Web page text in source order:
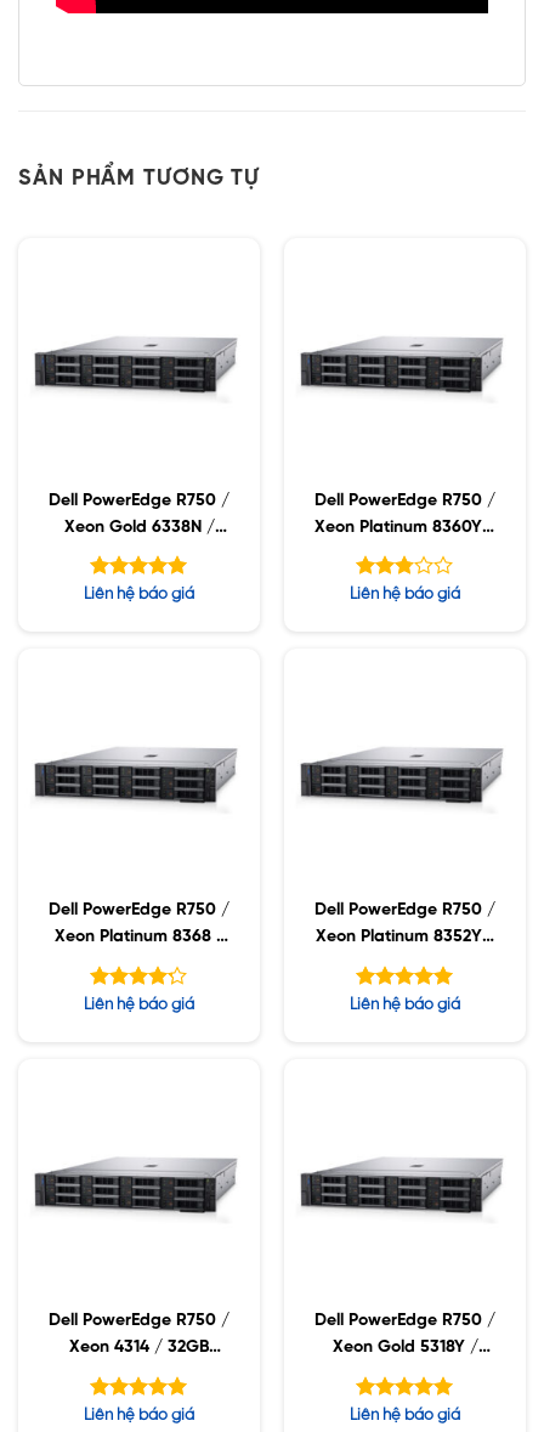
SẢN PHẨM TƯƠNG TỰ
Dell PowerEdge R750 /
Xeon Gold 6338N /
32GB RDIMM / 960GB
Được xếp
Liên hệ báo giá
Dell PowerEdge R750 /
Xeon Platinum 8360Y /
32GB RDIMM / 960GB
Được
Liên hệ báo giá
Dell PowerEdge R750 /
Xeon Platinum 8368 /
32GB RDIMM / 960GB
SSD / PW 2400W
Được xếp
Liên hệ báo giá
Dell PowerEdge R750 /
Xeon Platinum 8352Y /
32GB RDIMM / 960GB
SSD / PW 1400W
Được xếp
Liên hệ báo giá
Dell PowerEdge R750 /
Xeon 4314 / 32GB
RDIMM / 960GB SSD /
PW 1400W
Được xếp
Liên hệ báo giá
Dell PowerEdge R750 /
Xeon Gold 5318Y /
32GB RDIMM / 960GB
SSD / PW 1400W
Được xếp
Liên hệ báo giá